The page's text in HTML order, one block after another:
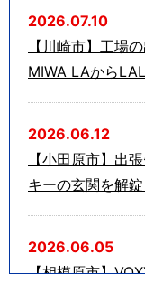
2026.07.10
【川崎市】工場
MIWA LAから
2026.06.12
【小田原市】出
キーの玄関を解
2026.06.05
【相模原市】